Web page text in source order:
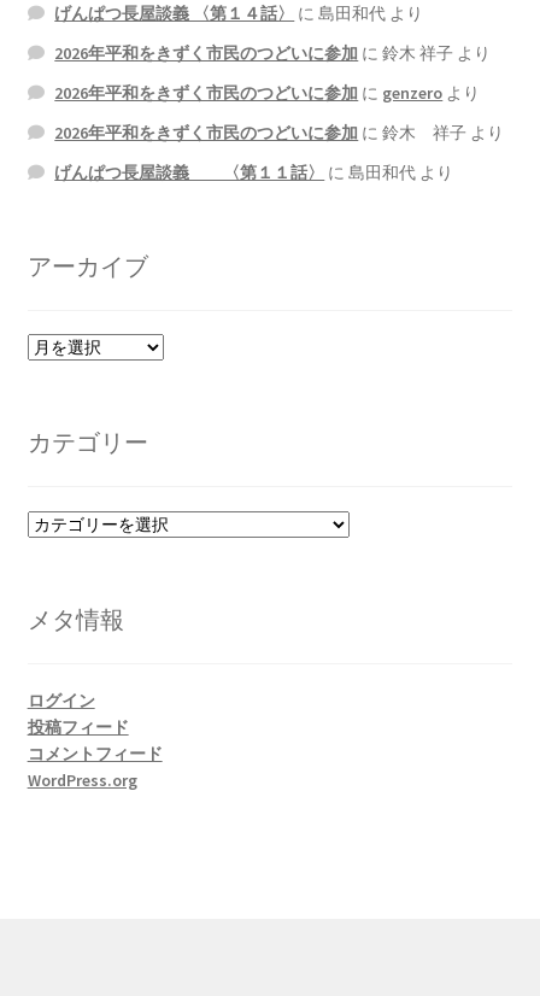
げんぱつ長屋談義 〈第１４話〉 に島田和代 より
2026年平和をきずく市民のつどいに参加 に鈴木 祥子 より
2026年平和をきずく市民のつどいに参加 に genzero より
2026年平和をきずく市民のつどいに参加 に鈴木 祥子 より
げんぱつ長屋談義 〈第１１話〉
に島田和代 より
アーカイブ
ア
ブ
カテゴリー
カ
ー
メタ情報
ログイン
投稿フィード
コメントフィード
WordPress.org